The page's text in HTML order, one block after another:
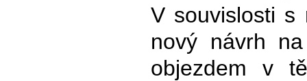
V souvislosti s
nový návrh
objezdem v